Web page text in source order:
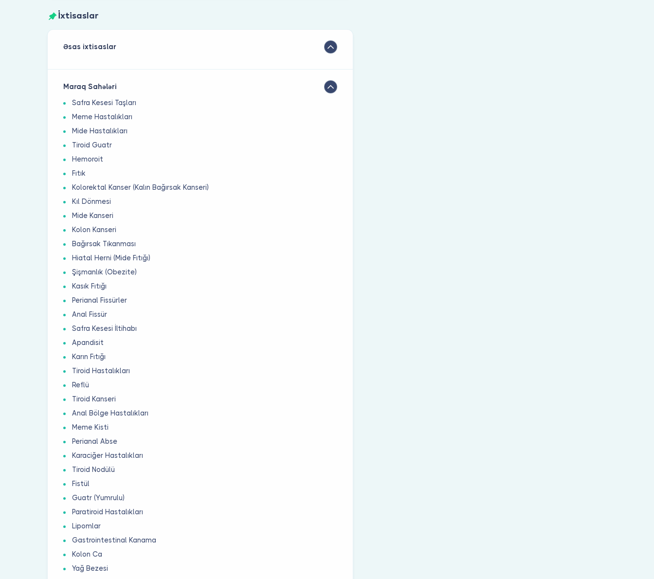
İxtisaslar
Əsas ixtisaslar
Maraq Sahələri
Safra Kesesi Taşları
Meme Hastalıkları
Mide Hastalıkları
Tiroid Guatr
Hemoroit
Fıtık
Kolorektal Kanser (Kalın Bağırsak Kanseri)
Kıl Dönmesi
Mide Kanseri
Kolon Kanseri
Bağırsak Tıkanması
Hiatal Herni (Mide Fıtığı)
Şişmanlık (Obezite)
Kasık Fıtığı
Perianal Fissürler
Anal Fissür
Safra Kesesi İltihabı
Apandisit
Karın Fıtığı
Tiroid Hastalıkları
Reflü
Tiroid Kanseri
Anal Bölge Hastalıkları
Meme Kisti
Perianal Abse
Karaciğer Hastalıkları
Tiroid Nodülü
Fistül
Guatr (Yumrulu)
Paratiroid Hastalıkları
Lipomlar
Gastrointestinal Kanama
Kolon Ca
Yağ Bezesi